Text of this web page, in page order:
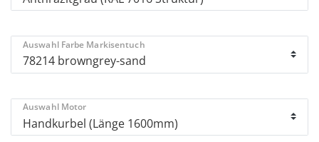
Auswahl Farbe Markisentuch
Auswahl Motor